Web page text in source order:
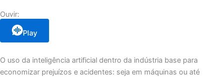
Ouvir:
Play
O uso da inteligência artificial dentro da indústria base para
economizar prejuízos e acidentes: seja em máquinas ou até